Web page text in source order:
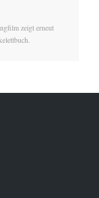
zeigt erneut